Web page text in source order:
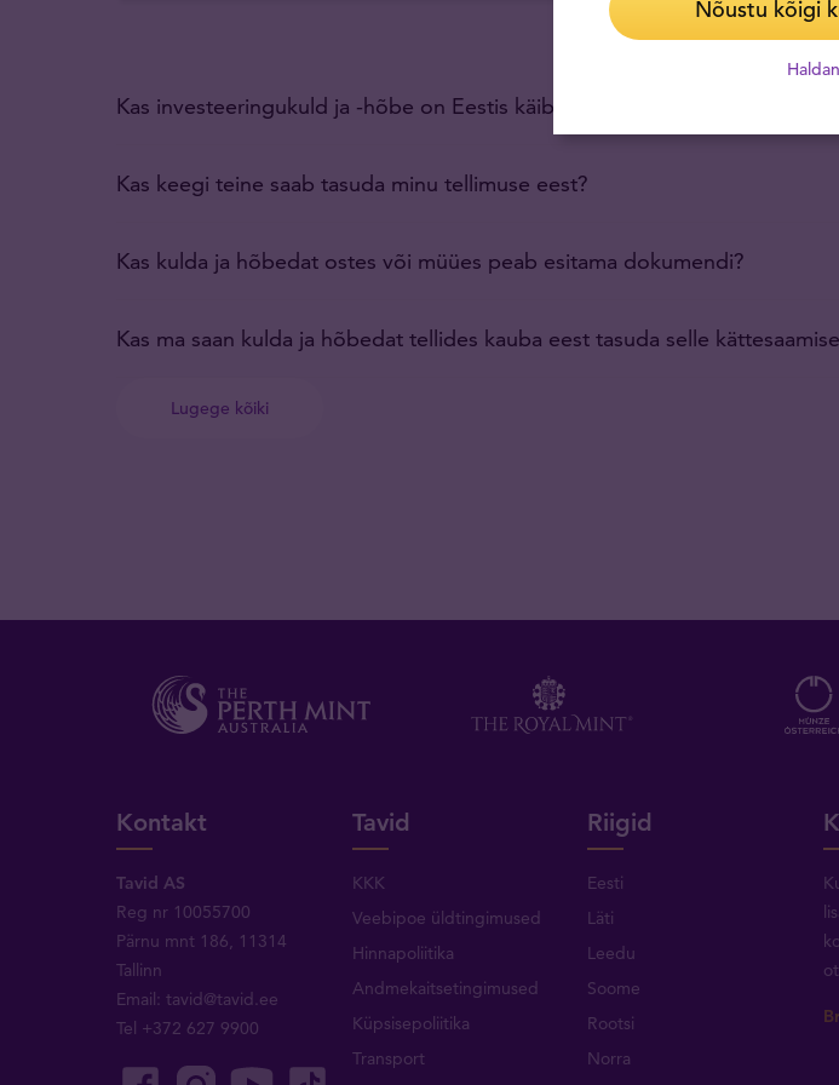
Kas investeeringukuld ja -hõbe on Eestis käibemaksuvabad?
Kas keegi teine saab tasuda minu tellimuse eest?
Kas kulda ja hõbedat ostes või müües peab esitama dokumendi?
Kas ma saan kulda ja hõbedat tellides kauba eest tasuda selle
Lugege kõiki
Kontakt
Tavid AS
Reg nr 10055700
Pärnu mnt 186, 11314
Tallinn
Email:tavid@tavid.ee
Tel +372 627 9900
Tavid
KKK
Veebipoe üldtingimused
Hinnapoliitika
Andmekaitsetingimused
Küpsisepoliitika
Transport
Riigid
Eesti
Läti
Leedu
Soome
Rootsi
Norra
Nõustu kõigi
Haldan